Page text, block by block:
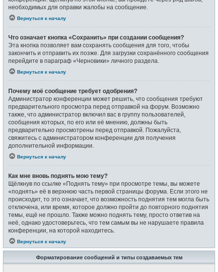
необходимых для оправки жалобы на сообщение.
Вернуться к началу
Что означает кнопка «Сохранить» при создании сообщения?
Эта кнопка позволяет вам сохранять сообщения для того, чтобы
закончить и отправить их позже. Для загрузки сохранённого сообщения
перейдите в параграф «Черновики» личного раздела.
Вернуться к началу
Почему моё сообщение требует одобрения?
Администратор конференции может решить, что сообщения требуют
предварительного просмотра перед отправкой на форум. Возможно
также, что администратор включил вас в группу пользователей,
сообщения которых, по его или её мнению, должны быть
предварительно просмотрены перед отправкой. Пожалуйста,
свяжитесь с администратором конференции для получения
дополнительной информации.
Вернуться к началу
Как мне вновь поднять мою тему?
Щёлкнув по ссылке «Поднять тему» при просмотре темы, вы можете
«поднять» её в верхнюю часть первой страницы форума. Если этого не
происходит, то это означает, что возможность поднятия тем могла быть
отключена, или время, которое должно пройти до повторного поднятия
темы, ещё не прошло. Также можно поднять тему, просто ответив на
неё, однако удостоверьтесь, что тем самым вы не нарушаете правила
конференции, на которой находитесь.
Вернуться к началу
Форматирование сообщений и типы создаваемых тем